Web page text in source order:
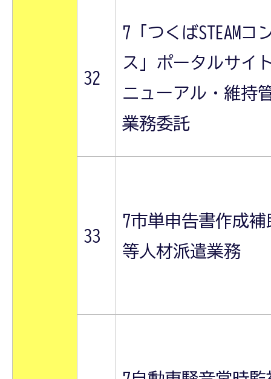
32
7「つくばSTEAMコ
ス」ポータルサイ
ニューアル・維持
業務委託
33
7市単申告書作成補
等人材派遣業務